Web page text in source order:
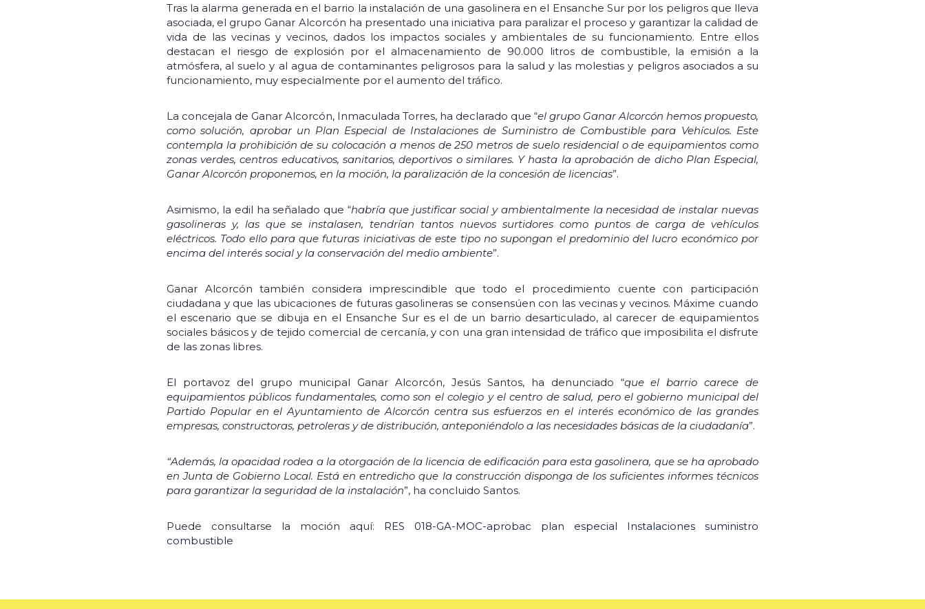
Tras la alarma generada en el barrio la instalación de una gasolinera en el Ensanche Sur por los peligros que lleva
asociada, el grupo Ganar Alcorcón ha presentado una iniciativa para paralizar el proceso y garantizar la calidad de
vida de las vecinas y vecinos, dados los impactos sociales y ambientales de su funcionamiento. Entre ellos
destacan el riesgo de explosión por el almacenamiento de 90.000 litros de combustible, la emisión a la
atmósfera, al suelo y al agua de contaminantes peligrosos para la salud y las molestias y peligros asociados a su
funcionamiento, muy especialmente por el aumento del tráfico.
La concejala de Ganar Alcorcón, Inmaculada Torres, ha declarado que “el grupo Ganar Alcorcón hemos propuesto,
como solución, aprobar un Plan Especial de Instalaciones de Suministro de Combustible para Vehículos. Este
contempla la prohibición de su colocación a menos de 250 metros de suelo residencial o de equipamientos como
zonas verdes, centros educativos, sanitarios, deportivos o similares. Y hasta la aprobación de dicho Plan Especial,
Ganar Alcorcón proponemos, en la moción, la paralización de la concesión de licencias”.
Asimismo, la edil ha señalado que “habría que justificar social y ambientalmente la necesidad de instalar nuevas
gasolineras y, las que se instalasen, tendrían tantos nuevos surtidores como puntos de carga de vehículos
eléctricos. Todo ello para que futuras iniciativas de este tipo no supongan el predominio del lucro económico por
encima del interés social y la conservación del medio ambiente”.
Ganar Alcorcón también considera imprescindible que todo el procedimiento cuente con participación
ciudadana y que las ubicaciones de futuras gasolineras se consensúen con las vecinas y vecinos. Máxime cuando
el escenario que se dibuja en el Ensanche Sur es el de un barrio desarticulado, al carecer de equipamientos
sociales básicos y de tejido comercial de cercanía, y con una gran intensidad de tráfico que imposibilita el disfrute
de las zonas libres.
El portavoz del grupo municipal Ganar Alcorcón, Jesús Santos, ha denunciado “que el barrio carece de
equipamientos públicos fundamentales, como son el colegio y el centro de salud, pero el gobierno municipal del
Partido Popular en el Ayuntamiento de Alcorcón centra sus esfuerzos en el interés económico de las grandes
empresas, constructoras, petroleras y de distribución, anteponiéndolo a las necesidades básicas de la ciudadanía”.
“Además, la opacidad rodea a la otorgación de la licencia de edificación para esta gasolinera, que se ha aprobado
en Junta de Gobierno Local. Está en entredicho que la construcción disponga de los suficientes informes técnicos
para garantizar la seguridad de la instalación”, ha concluido Santos.
Puede consultarse la moción aquí: RES 018-GA-MOC-aprobac plan especial Instalaciones suministro
combustible